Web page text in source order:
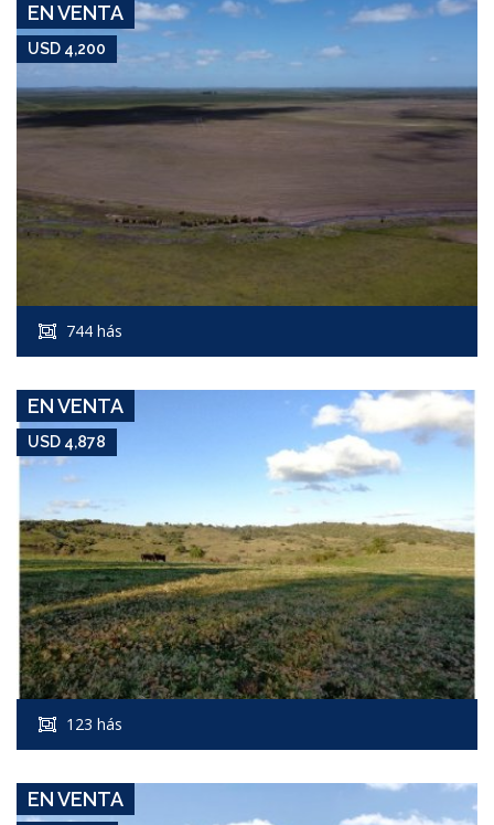
EN VENTA
USD 4,200
744 hás
USD 4,878
Campo #7365
EN VENTA
USD 4,878
123 hás
USD 4,900
Campo #7086
EN VENTA